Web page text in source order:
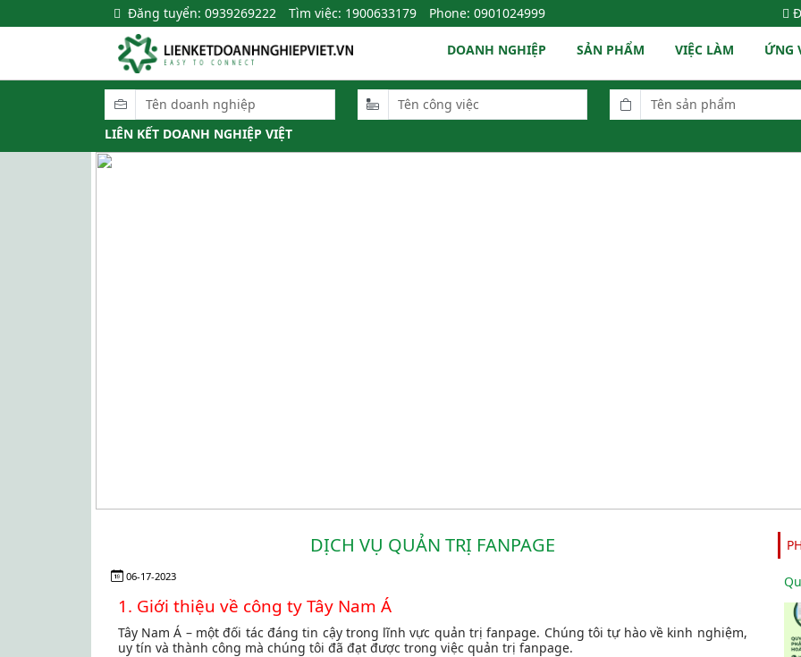
Đăng tuyển: 0939269222 Tìm việc: 1900633179 Phone: 0901024999
DOANH NGHIỆP SẢN PHẨM VIỆC LÀM ỨNG
LIÊN KẾT DOANH NGHIỆP VIỆT
DỊCH VỤ QUẢN TRỊ FANPAGE
06-17-2023
1. Giới thiệu về công ty Tây Nam Á
Tây Nam Á – một đối tác đáng tin cậy trong lĩnh vực quản trị fanpage. Chúng tôi tự hào về kinh nghiệm,
uy tín và thành công mà chúng tôi đã đạt được trong việc quản trị fanpage.